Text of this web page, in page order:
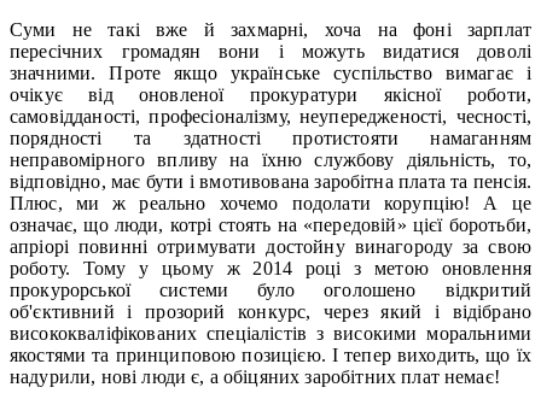
Суми не такі вже й захмарні, хоча на фоні зарплат
пересічних громадян вони і можуть видатися доволі
значними. Проте якщо українське суспільство вимагає і
очікує від оновленої прокуратури якісної роботи,
самовідданості, професіоналізму, неупередженості, чесності,
порядності та здатності протистояти намаганням
неправомірного впливу на їхню службову діяльність, то,
відповідно, має бути і вмотивована заробітна плата та пенсія.
Плюс, ми ж реально хочемо подолати корупцію! А це
означає, що люди, котрі стоять на «передовій» цієї боротьби,
апріорі повинні отримувати достойну винагороду за свою
роботу. Тому у цьому ж 2014 році з метою оновлення
прокурорської системи було оголошено відкритий
об'єктивний і прозорий конкурс, через який і відібрано
висококваліфікованих спеціалістів з високими моральними
якостями та принциповою позицією. І тепер виходить, що їх
надурили, нові люди є, а обіцяних заробітних плат немає!